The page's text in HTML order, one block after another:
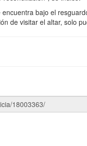
bajo el
de visitar el altar, solo